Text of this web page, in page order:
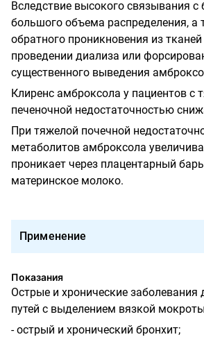
Вследствие высокого связывания с
большого объема распределения, а
обратного проникновения из
проведении диализа или
существенного выведения
Клиренс амброксола у пациентов с
печеночной недостаточностью
При тяжелой почечной
метаболитов амброксола
проникает через плацентарный
материнское молоко.
Применение
Показания
Острые и хронические заболевания
путей с выделением вязкой
- острый и хронический бронхит;